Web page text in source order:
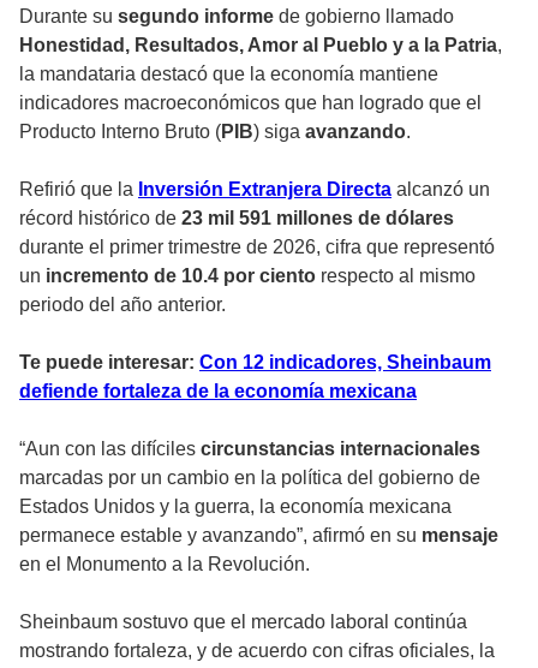
Durante su segundo informe de gobierno llamado
Honestidad, Resultados, Amor al Pueblo y a la Patria,
la mandataria destacó que la economía mantiene
indicadores macroeconómicos que han logrado que el
Producto Interno Bruto (PIB) siga avanzando.
Refirió que la Inversión Extranjera Directa alcanzó un
récord histórico de 23 mil 591 millones de dólares
durante el primer trimestre de 2026, cifra que representó
un incremento de 10.4 por ciento respecto al mismo
periodo del año anterior.
Te puede interesar: Con 12 indicadores, Sheinbaum
defiende fortaleza de la economía mexicana
“Aun con las difíciles circunstancias internacionales
marcadas por un cambio en la política del gobierno de
Estados Unidos y la guerra, la economía mexicana
permanece estable y avanzando”, afirmó en su mensaje
en el Monumento a la Revolución.
Sheinbaum sostuvo que el mercado laboral continúa
mostrando fortaleza, y de acuerdo con cifras oficiales, la